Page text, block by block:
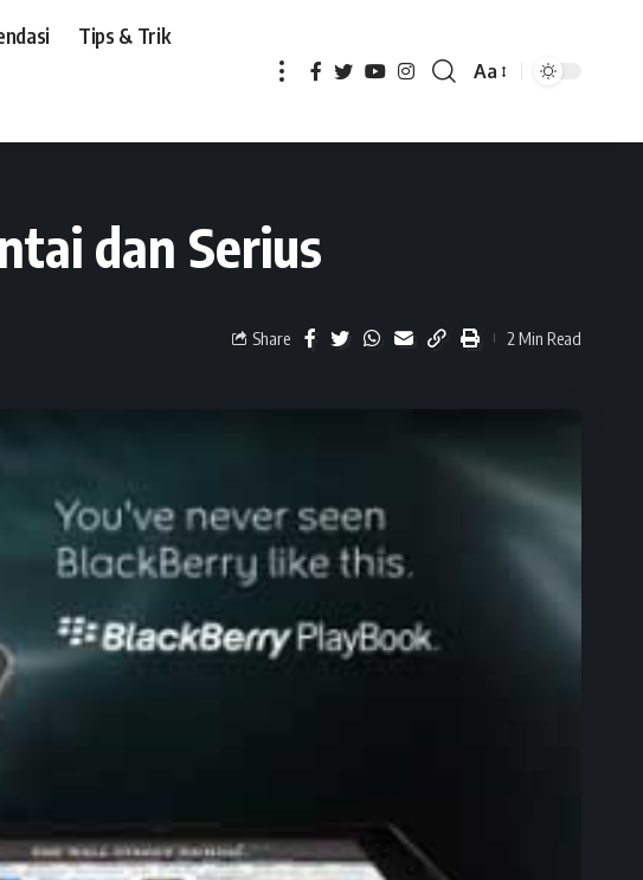
Tips & Trik
Aa
dan Serius
Share 2 Min Read